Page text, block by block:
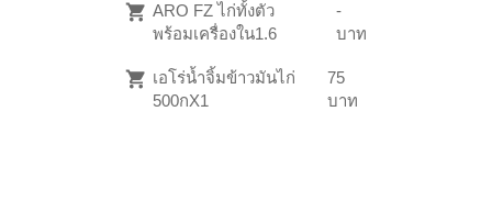
ARO FZ ไก่ทั้งตัว
พร้อมเครื่องใน1.6
-
บาท
เอโร่น้ำจิ้มข้าวมันไก่
500กX1
75
บาท